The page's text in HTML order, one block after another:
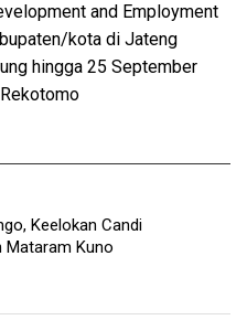
and Employment
kota di Jateng
hingga 25 September
Keelokan Candi
Mataram Kuno